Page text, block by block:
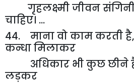
गृहलक्ष्मी जीवन
चाहिए। ...
44. माना वो काम करती है,
कन्धा मिलाकर
अधिकार भी कुछ छीने
लड़कर